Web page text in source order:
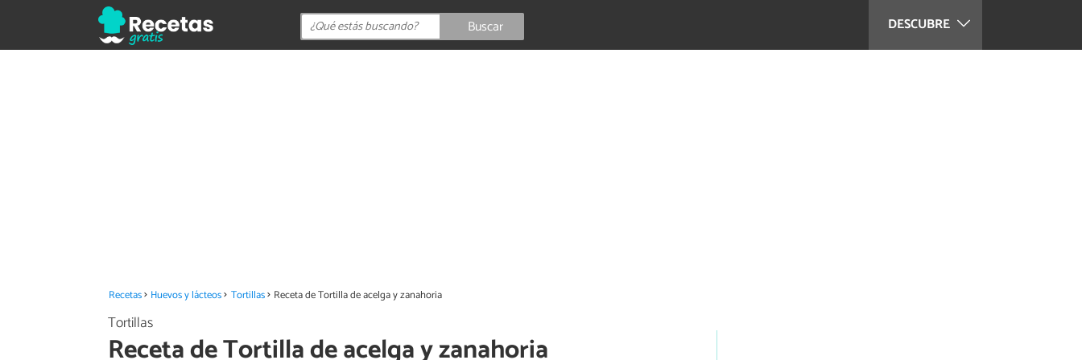
DESCUBRE
Buscar
Recetas Huevos y lácteos Tortillas Receta de Tortilla de acelga y zanahoria
Tortillas
Receta de Tortilla de acelga y zanahoria